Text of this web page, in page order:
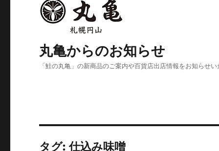
丸亀からのお知らせ
「鮭の丸亀」の新商品のご案内や百貨店出店情報をお知らせい
タグ:仕込み味噌